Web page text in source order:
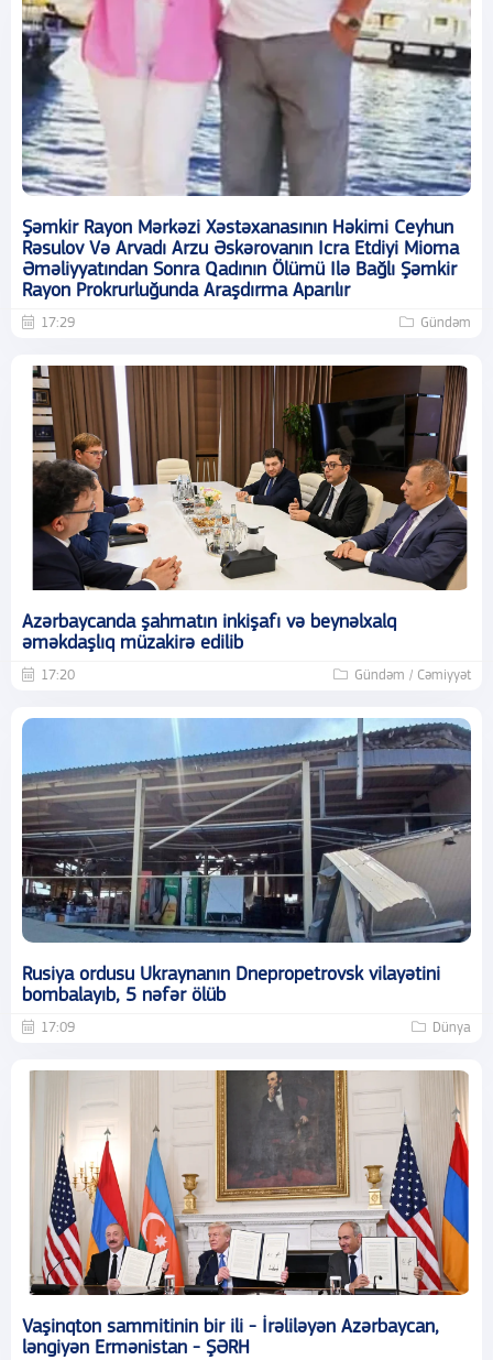
Şəmkir Rayon Mərkəzi Xəstəxanasının Həkimi Ceyhun
Rəsulov Və Arvadı Arzu Əskərovanın Icra Etdiyi Mioma
Əməliyyatından Sonra Qadının Ölümü Ilə Bağlı Şəmkir
Rayon Prokrurluğunda Araşdırma Aparılır
17:29 Gündəm
Azərbaycanda şahmatın inkişafı və beynəlxalq
əməkdaşlıq müzakirə edilib
17:20 Gündəm / Cəmiyyət
Rusiya ordusu Ukraynanın Dnepropetrovsk vilayətini
bombalayıb, 5 nəfər ölüb
17:09 Dünya
Vaşinqton sammitinin bir ili - İrəliləyən Azərbaycan,
ləngiyən Ermənistan - ŞƏRH